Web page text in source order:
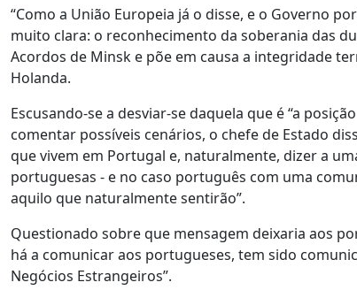
“Como a União Europeia já o disse, e o Governo
muito clara: o reconhecimento da soberania das
Acordos de Minsk e põe em causa a integridade
Holanda.
Escusando-se a desviar-se daquela que é “a
comentar possíveis cenários, o chefe de Estado
que vivem em Portugal e, naturalmente, dizer a
portuguesas - e no caso português com uma
aquilo que naturalmente sentirão”.
Questionado sobre que mensagem deixaria aos
há a comunicar aos portugueses, tem sido
Negócios Estrangeiros”.